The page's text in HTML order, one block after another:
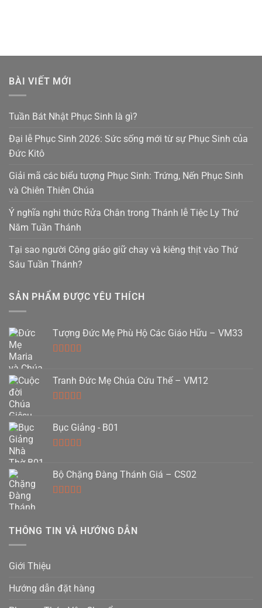
BÀI VIẾT MỚI
Tuần Bát Nhật Phục Sinh là gì?
Đại lễ Phục Sinh 2026: Sức sống mới từ sự Phục Sinh của
Đức Kitô
Giải mã các biểu tượng Phục Sinh: Trứng, Nến Phục Sinh
và Chiên Thiên Chúa
Ý nghĩa nghi thức Rửa Chân trong Thánh lễ Tiệc Ly Thứ
Năm Tuần Thánh
Tại sao người Công giáo giữ chay và kiêng thịt vào Thứ
Sáu Tuần Thánh?
SẢN PHẨM ĐƯỢC YÊU THÍCH
Tượng Đức Mẹ Phù Hộ Các Giáo Hữu – VM33
sao
Tranh Đức Mẹ Chúa Cứu Thế – VM12
sao
Bục Giảng - B01
sao
Bộ Chặng Đàng Thánh Giá – CS02
THÔNG TIN VÀ HƯỚNG DẪN
Giới Thiệu
Hướng dẫn đặt hàng